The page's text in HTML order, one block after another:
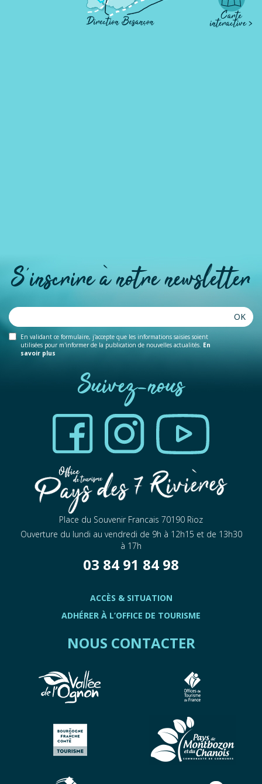
S'inscrire à notre newsletter
En validant ce formulaire, j'accepte que les informations saisies soient
utilisées pour m'informer de la publication de nouvelles actualités. En
savoir plus
OK
Suivez-nous
Place du Souvenir Francais 70190 Rioz
Ouverture du lundi au vendredi de 9h à 12h15 et de 13h30
à 17h
03 84 91 84 98
ACCÈS & SITUATION
ADHÉRER À L’OFFICE DE TOURISME
NOUS CONTACTER